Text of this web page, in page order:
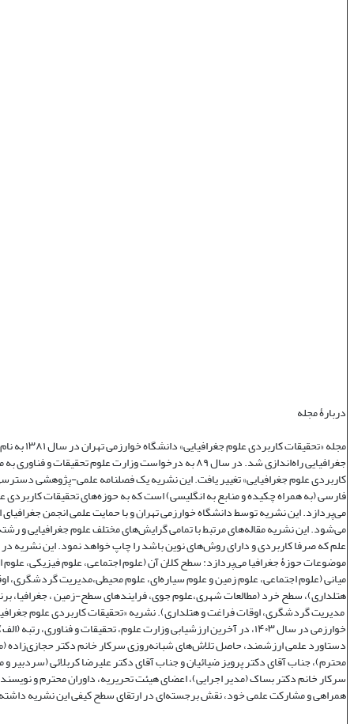
دربارۀ مجله
مجله «تحقیقات کاربردی
جغرافیایی راه‌اندازی شد. در سال ۸۹ به درخواست وزارت علوم تحقیقات و
کاربردی علوم جغرافیایی» تغییر یافت. این نشریه یک فصلنامه علمی‌-پژوهشی
فارسی (به همراه چکیده و منابع به انگلیسی) است که به حوزه‌های تحقیقات کاربردی
می‌پردازد. این نشریه توسط دانشگاه خوارزمی تهران و با حمایت علمی انجمن جغرافیای
می‌شود. این نشریه مقاله‌های مرتبط با تمامی گرایش‌های مختلف علوم جغرافیایی و
علم که صرفا کاربردی و دارای روش‌های نوین باشد را چاپ خواهد نمود. این نشریه
موضوعات حوزۀ جغرافیا می‌پردازد: سطح کلان آن (علوم اجتماعی، علوم فیزیکی،
میانی (علوم اجتماعی، علوم زمین و علوم سیاره‌ای، علوم محیطی،مدیریت گردشگری،
هتلداری)، سطح خرد (مطالعات شهری،علوم جوی، فرایندهای سطح-زمین ، جغرافیا،
مدیریت گردشگری، اوقات فراغت و هتلداری). نشریه «تحقیقات کاربردی علوم
خوارزمی در سال ۱۴۰۳، در آخرین ارزشیابی وزارت علوم، تحقیقات و فناوری،
دستاورد علمی ارزشمند، حاصل تلاش‌های شبانه‌روزی سرکار خانم دکتر حجازی‌زاده
محترم)، جناب آقای دکتر پرویز ضیائیان و جناب آقای دکتر علیرضا کربلائی (سردبیر
سرکار خانم دکتر بساک (مدیر اجرایی)، اعضای هیئت تحریریه، داوران محترم و
همراهی و مشارکت علمی خود، نقش برجسته‌ای در ارتقای سطح کیفی این نشریه